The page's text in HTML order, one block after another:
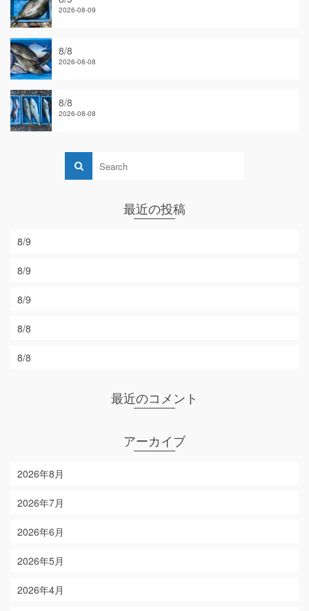
2026-08-09
8/8
2026-08-08
8/8
2026-08-08
最近の投稿
8/9
8/9
8/9
8/8
8/8
最近のコメント
アーカイブ
2026年8月
2026年7月
2026年6月
2026年5月
2026年4月